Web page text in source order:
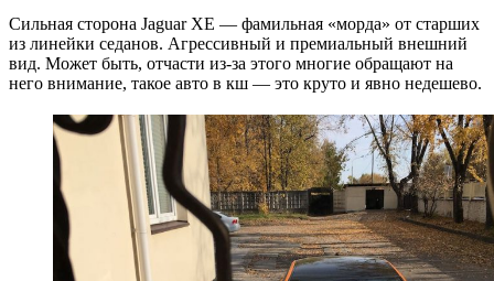
Сильная сторона Jaguar XE — фамильная «морда» от старших
из линейки седанов. Агрессивный и премиальный внешний
вид. Может быть, отчасти из-за этого многие обращают на
него внимание, такое авто в кш — это круто и явно недешево.